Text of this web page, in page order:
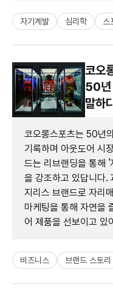
자기계발 심리학 스
코오
50년
말하
코오롱스포츠는 50년
기록하며 아웃도어 시
드는 리브랜딩을 통해
을 강조하고 있답니다.
지리스 브랜드로 자리
마케팅을 통해 자연을
어 제품을 선보이고 있
비즈니스 브랜드 스토리